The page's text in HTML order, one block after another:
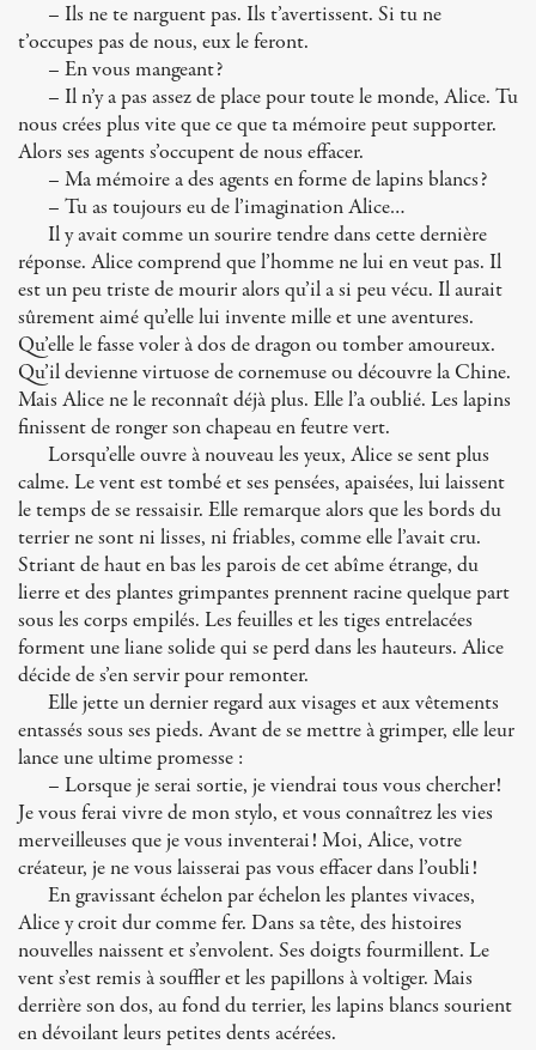
– Ils ne te narguent pas. Ils t’avertissent. Si tu ne
t’occupes pas de nous, eux le feront.
– En vous mangeant?
– Il n’y a pas assez de place pour toute le monde, Alice. Tu
nous crées plus vite que ce que ta mémoire peut supporter.
Alors ses agents s’occupent de nous effacer.
– Ma mémoire a des agents en forme de lapins blancs?
– Tu as toujours eu de l’imagination Alice…
Il y avait comme un sourire tendre dans cette dernière
réponse. Alice comprend que l’homme ne lui en veut pas. Il
est un peu triste de mourir alors qu’il a si peu vécu. Il aurait
sûrement aimé qu’elle lui invente mille et une aventures.
Qu’elle le fasse voler à dos de dragon ou tomber amoureux.
Qu’il devienne virtuose de cornemuse ou découvre la Chine.
Mais Alice ne le reconnaît déjà plus. Elle l’a oublié. Les lapins
finissent de ronger son chapeau en feutre vert.
Lorsqu’elle ouvre à nouveau les yeux, Alice se sent plus
calme. Le vent est tombé et ses pensées, apaisées, lui laissent
le temps de se ressaisir. Elle remarque alors que les bords du
terrier ne sont ni lisses, ni friables, comme elle l’avait cru.
Striant de haut en bas les parois de cet abîme étrange, du
lierre et des plantes grimpantes prennent racine quelque part
sous les corps empilés. Les feuilles et les tiges entrelacées
forment une liane solide qui se perd dans les hauteurs. Alice
décide de s’en servir pour remonter.
Elle jette un dernier regard aux visages et aux vêtements
entassés sous ses pieds. Avant de se mettre à grimper, elle leur
lance une ultime promesse :
– Lorsque je serai sortie, je viendrai tous vous chercher!
Je vous ferai vivre de mon stylo, et vous connaîtrez les vies
merveilleuses que je vous inventerai! Moi, Alice, votre
créateur, je ne vous laisserai pas vous effacer dans l’oubli!
En gravissant échelon par échelon les plantes vivaces,
Alice y croit dur comme fer. Dans sa tête, des histoires
nouvelles naissent et s’envolent. Ses doigts fourmillent. Le
vent s’est remis à souffler et les papillons à voltiger. Mais
derrière son dos, au fond du terrier, les lapins blancs sourient
en dévoilant leurs petites dents acérées.